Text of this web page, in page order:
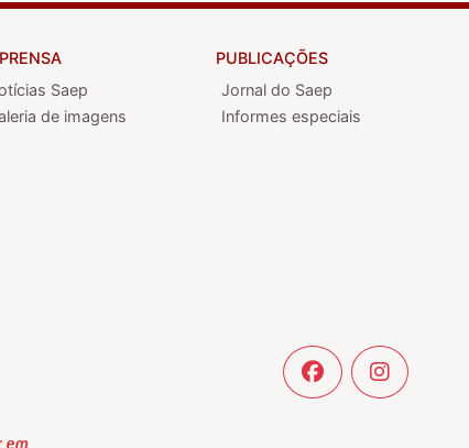
Saep
de imagens
PUBLICAÇÕES
Jornal do Saep
Informes especiais